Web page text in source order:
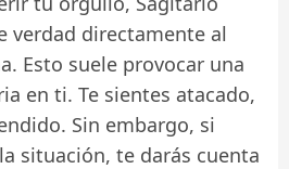
verdad directamente al
Esto suele provocar una
en ti. Te sientes atacado,
Sin embargo, si
situación, te darás cuenta